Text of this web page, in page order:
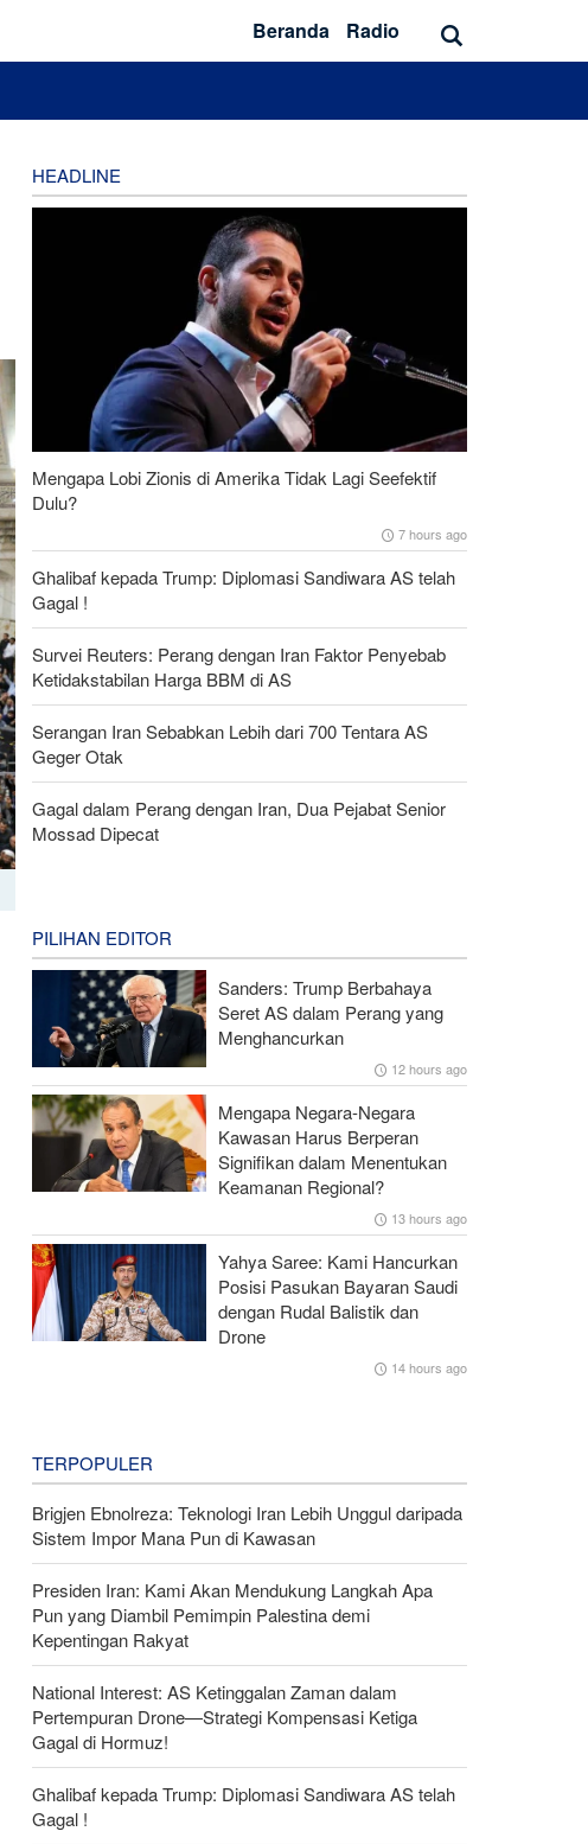
Beranda Radio
HEADLINE
Mengapa Lobi Zionis di Amerika Tidak Lagi Seefektif
Dulu?
7 hours ago
Ghalibaf kepada Trump: Diplomasi Sandiwara AS telah
Gagal !
Survei Reuters: Perang dengan Iran Faktor Penyebab
Ketidakstabilan Harga BBM di AS
Serangan Iran Sebabkan Lebih dari 700 Tentara AS
Geger Otak
Gagal dalam Perang dengan Iran, Dua Pejabat Senior
Mossad Dipecat
PILIHAN EDITOR
Sanders: Trump Berbahaya
Seret AS dalam Perang yang
Menghancurkan
12 hours ago
Mengapa Negara-Negara
Kawasan Harus Berperan
Signifikan dalam Menentukan
Keamanan Regional?
13 hours ago
Yahya Saree: Kami Hancurkan
Posisi Pasukan Bayaran Saudi
dengan Rudal Balistik dan
Drone
14 hours ago
TERPOPULER
Brigjen Ebnolreza: Teknologi Iran Lebih Unggul daripada
Sistem Impor Mana Pun di Kawasan
Presiden Iran: Kami Akan Mendukung Langkah Apa
Pun yang Diambil Pemimpin Palestina demi
Kepentingan Rakyat
National Interest: AS Ketinggalan Zaman dalam
Pertempuran Drone—Strategi Kompensasi Ketiga
Gagal di Hormuz!
Ghalibaf kepada Trump: Diplomasi Sandiwara AS telah
Gagal !